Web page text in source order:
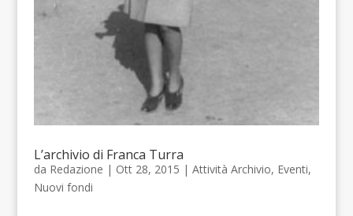
L’archivio di Franca Turra
da Redazione | Ott 28, 2015 | Attività Archivio, Eventi,
Nuovi fondi